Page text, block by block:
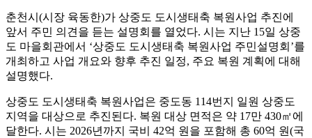
춘천시(시장 육동한)가 상중도 도시생태축 복원사업 추진에
앞서 주민 의견을 듣는 설명회를 열었다. 시는 지난 15일 상중
도 마을회관에서 ‘상중도 도시생태축 복원사업 주민설명회’를
개최하고 사업 개요와 향후 추진 일정, 주요 복원 계획에 대해
설명했다.
상중도 도시생태축 복원사업은 중도동 114번지 일원 상중도
지역을 대상으로 추진된다. 복원 대상 면적은 약 17만 430㎡에
달한다. 시는 2026년까지 국비 42억 원을 포함해 총 60억 원(국